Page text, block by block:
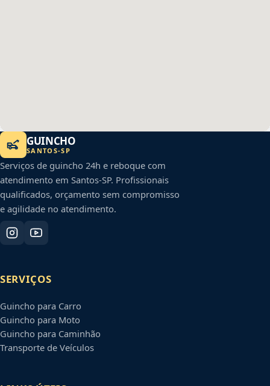
GUINCHO
SANTOS-SP
Serviços de guincho 24h e reboque com
atendimento em Santos-SP. Profissionais
qualificados, orçamento sem compromisso
e agilidade no atendimento.
SERVIÇOS
Guincho para Carro
Guincho para Moto
Guincho para Caminhão
Transporte de Veículos